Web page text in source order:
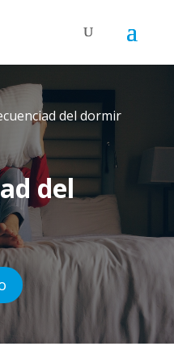
del dormir
del